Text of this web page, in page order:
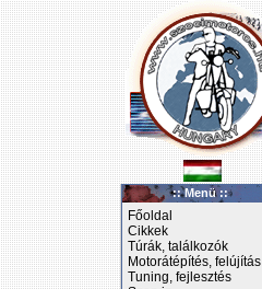
:: Menü ::
Főoldal
Cikkek
Túrák, találkozók
Motorátépítés, felújítás
Tuning, fejlesztés